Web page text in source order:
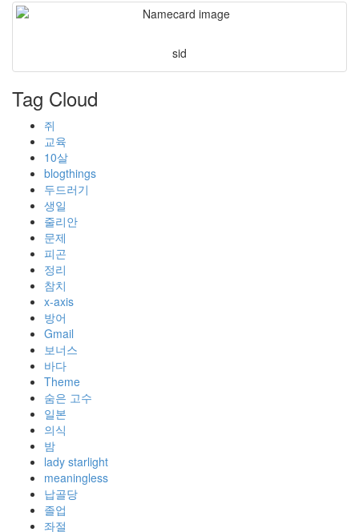
sid
Tag Cloud
쥐
교육
10살
blogthings
두드러기
생일
줄리안
문제
피곤
정리
참치
x-axis
방어
Gmail
보너스
바다
Theme
숨은 고수
일본
의식
밤
lady starlight
meaningless
납골당
졸업
좌절